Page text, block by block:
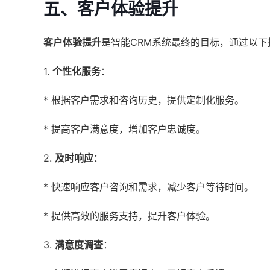
五、客户体验提升
客户体验提升是智能CRM系统最终的目标，通过以下
1. 个性化服务：
* 根据客户需求和咨询历史，提供定制化服务。
* 提高客户满意度，增加客户忠诚度。
2. 及时响应：
* 快速响应客户咨询和需求，减少客户等待时间。
* 提供高效的服务支持，提升客户体验。
3. 满意度调查：